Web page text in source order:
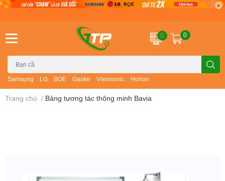
Samsung LG BOE Gaoke Viewsonic Horion
0 0
Trang chủ / Bảng tương tác thông minh Bavia